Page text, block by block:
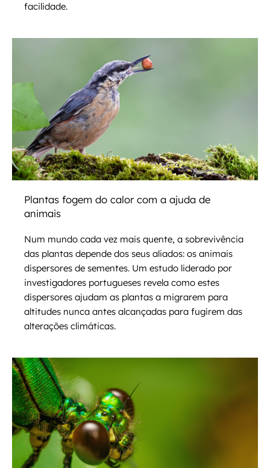
facilidade.
Plantas fogem do calor com a ajuda de
animais
Num mundo cada vez mais quente, a sobrevivência
das plantas depende dos seus aliados: os animais
dispersores de sementes. Um estudo liderado por
investigadores portugueses revela como estes
dispersores ajudam as plantas a migrarem para
altitudes nunca antes alcançadas para fugirem das
alterações climáticas.